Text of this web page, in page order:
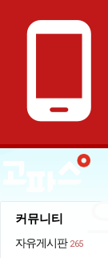
phone_android
커뮤니티
자유게시판 265